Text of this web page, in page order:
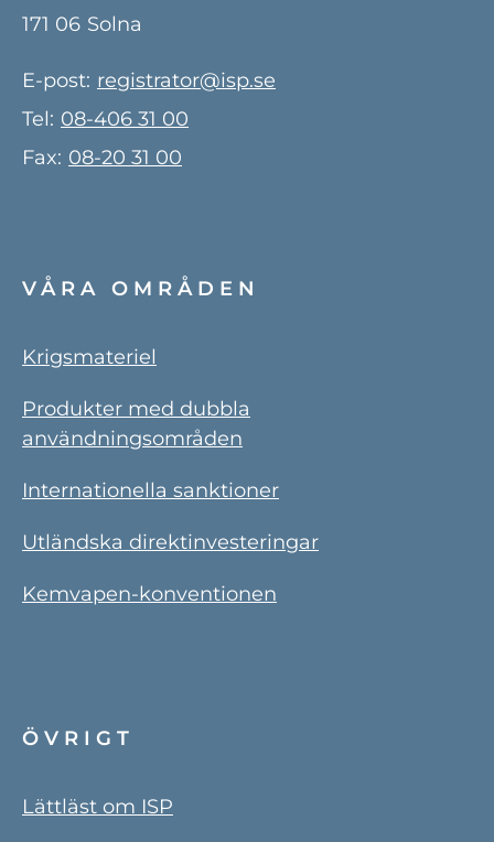
171 06 Solna
E-post: registrator@isp.se
Tel: 08-406 31 00
Fax: 08-20 31 00
VÅRA OMRÅDEN
Krigsmateriel
Produkter med dubbla
användningsområden
Internationella sanktioner
Utländska direktinvesteringar
Kemvapen-konventionen
ÖVRIGT
Lättläst om ISP